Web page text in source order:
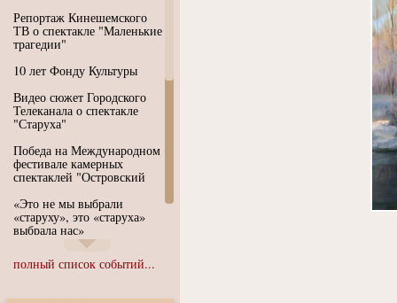
Репортаж Кинешемского
ТВ о спектакле "Маленькие
трагедии"
10 лет Фонду Культуры
Видео сюжет Городского
Телеканала о спектакле
"Старуха"
Победа на Международном
фестивале камерных
спектаклей "Островский
«Это не мы выбрали
«старуху», это «старуха»
выбрала нас»
Иммерсивный спектакль
"Язык чистого полета
полный список событий...